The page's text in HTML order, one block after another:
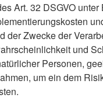
Art. 32 DSGVO
der Zwecke der
und
Personen,
um ein dem